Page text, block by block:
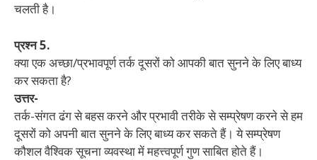
चलती है।
प्रश्न 5.
क्या एक अच्छा/प्रभावपूर्ण तर्क दूसरों को आपकी बात सुनने के लिए बाध्य
कर सकता है?
उत्तर-
तर्क-संगत ढंग से बहस करने और प्रभावी तरीके से सम्प्रेषण करने से हम
दूसरों को अपनी बात सुनने के लिए बाध्य कर सकते हैं। ये सम्प्रेषण
कौशल वैश्विक सूचना व्यवस्था में महत्त्वपूर्ण गुण साबित होते हैं।